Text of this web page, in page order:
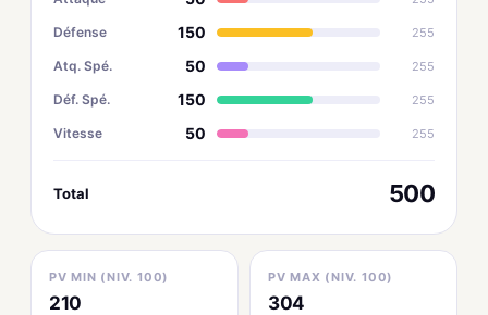
Défense 150 255
Atq. Spé. 50 255
Déf. Spé. 150 255
Vitesse 50 255
Total 500
PV MIN (NIV. 100)
210
PV MAX (NIV. 100)
304